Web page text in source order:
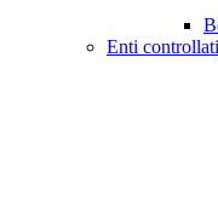
Enti controllati